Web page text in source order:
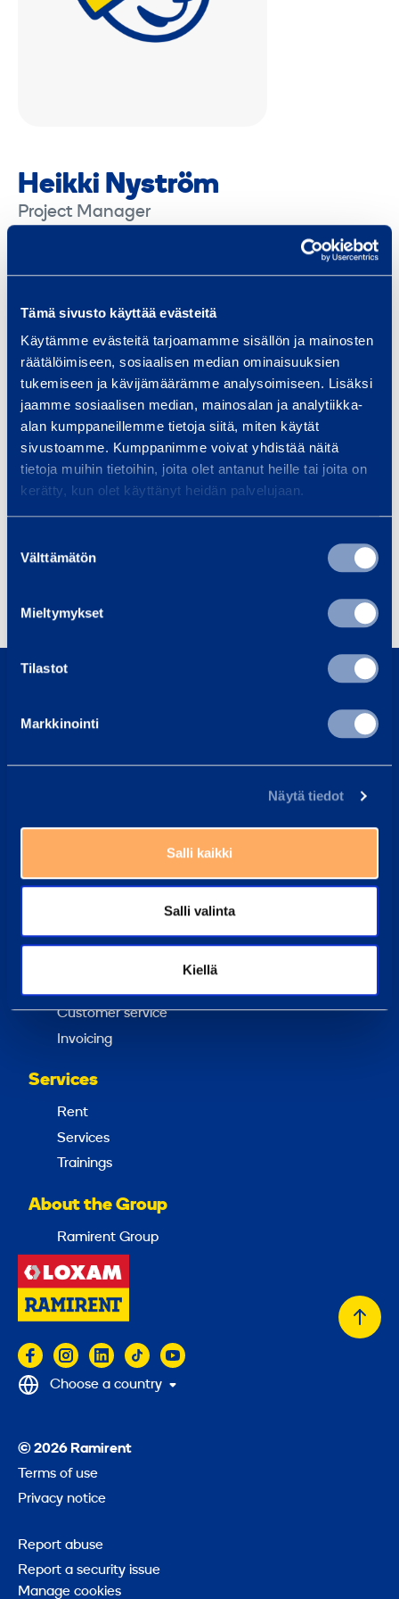
Tämä sivusto käyttää evästeitä
Käytämme evästeitä tarjoamamme sisällön ja mainosten
räätälöimiseen, sosiaalisen median ominaisuuksien
tukemiseen ja kävijämäärämme analysoimiseen. Lisäksi
jaamme sosiaalisen median, mainosalan ja analytiikka-
alan kumppaneillemme tietoja siitä, miten käytät
sivustoamme. Kumppanimme voivat yhdistää näitä
tietoja muihin tietoihin, joita olet antanut heille tai joita on
kerätty, kun olet käyttänyt heidän palvelujaan.
valinta
Välttämätön
Mieltymykset
Tilastot
Markkinointi
Näytä tiedot
Salli kaikki
Salli valinta
Kiellä
Heikki Nyström
Project Manager
Finland Proper
Helsinki Metropolitan area
Häme Kainuu
Karelia
Northern Ostrobothnia
Pirkanmaa
Satakunta
Savonia Southern Finland
Uusimaa
Western Finland
heikki.nystrom@ramirent.fi
+358 40 809 4449
Services
0800 171 414
asiakaspalvelu@ramirent.fi
Here we have gathered the answers to the most
Ramirent Finland
Customer service
Invoicing
Services
Rent
Services
Trainings
About the Group
Ramirent Group
Back
© 2026 Ramirent
Terms of use
Privacy notice
Report abuse
Report a security issue
Manage cookies
Choose a country